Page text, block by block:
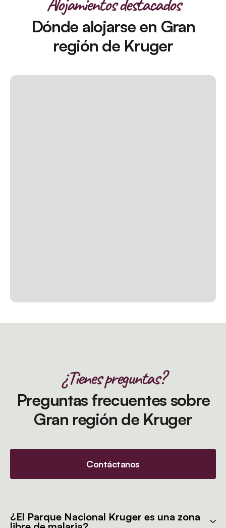
Dónde alojarse en Gran
región de Kruger
¿Tienes preguntas?
Preguntas frecuentes sobre
Gran región de Kruger
Contáctanos
¿El Parque Nacional Kruger es una zona